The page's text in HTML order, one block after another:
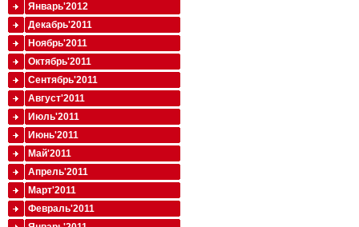
Январь'2012
Декабрь'2011
Ноябрь'2011
Октябрь'2011
Сентябрь'2011
Август'2011
Июль'2011
Июнь'2011
Май'2011
Апрель'2011
Март'2011
Февраль'2011